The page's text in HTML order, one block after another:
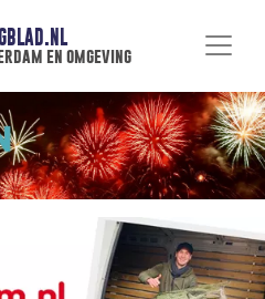
en omgeving